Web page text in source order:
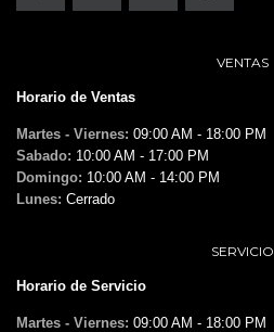
VENTAS
Horario de Ventas
Martes - Viernes: 09:00 AM - 18:00 PM
Sabado: 10:00 AM - 17:00 PM
Domingo: 10:00 AM - 14:00 PM
Lunes: Cerrado
SERVICIO
Horario de Servicio
Martes - Viernes: 09:00 AM - 18:00 PM